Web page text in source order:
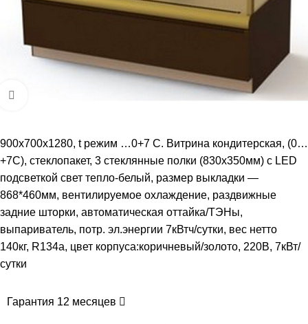
900х700х1280, t режим …0+7 С. Витрина кондитерская, (0…
+7С), стеклопакет, 3 стеклянные полки (830х350мм) с LED
подсветкой свет тепло-белый, размер выкладки —
868*460мм, вентилируемое охлаждение, раздвижные
задние шторки, автоматическая оттайка/ТЭНы,
выпариватель, потр. эл.энергии 7кВтч/сутки, вес нетто
140кг, R134а, цвет корпуса:коричневый/золото, 220В, 7кВт/
сутки
Гарантия 12 месяцев